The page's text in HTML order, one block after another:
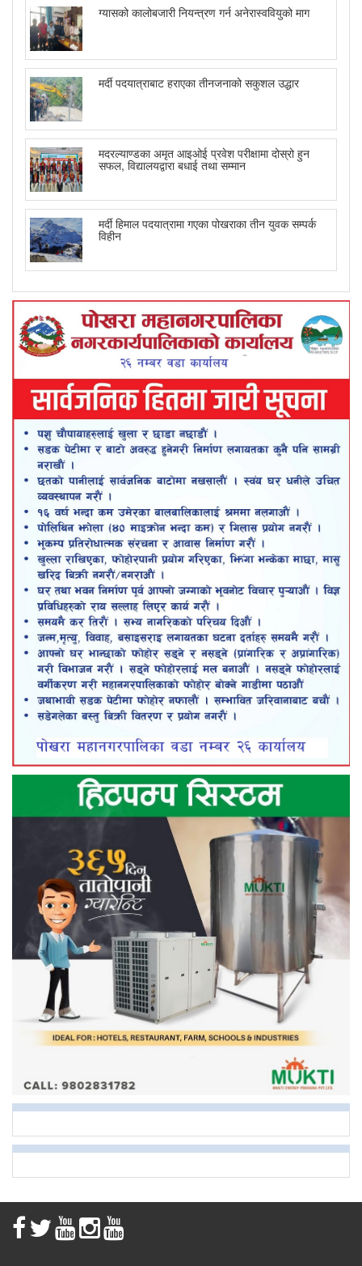
ग्यासको कालोबजारी नियन्त्रण गर्न अनेरास्ववियुको माग
मर्दी पदयात्राबाट हराएका तीनजनाको सकुशल उद्धार
मदरल्याण्डका अमृत आइओई प्रवेश परीक्षामा दोस्रो हुन
सफल, विद्यालयद्वारा बधाई तथा सम्मान
मर्दी हिमाल पदयात्रामा गएका पोखराका तीन युवक सम्पर्क
विहीन